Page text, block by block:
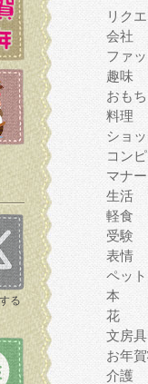
る
リク
会社
ファ
趣味
おも
料理
ショ
コン
マナー
生活
軽食
受験
表情
ペット
本
花
文房具
お年
介護